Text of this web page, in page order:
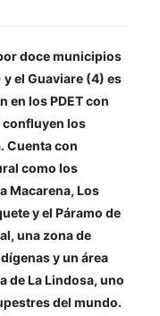
repositorio
de julio
doce municipios
el Guaviare (4) es
en los PDET con
los
Cuenta con
como los
Macarena, Los
y el Páramo de
una zona de
y un área
de La Lindosa, uno
del mundo.